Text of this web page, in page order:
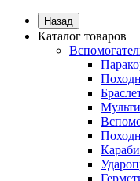
Назад
Каталог товаров